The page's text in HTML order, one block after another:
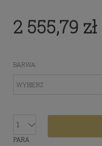
2 555,79 zł
BARWA:
PARA